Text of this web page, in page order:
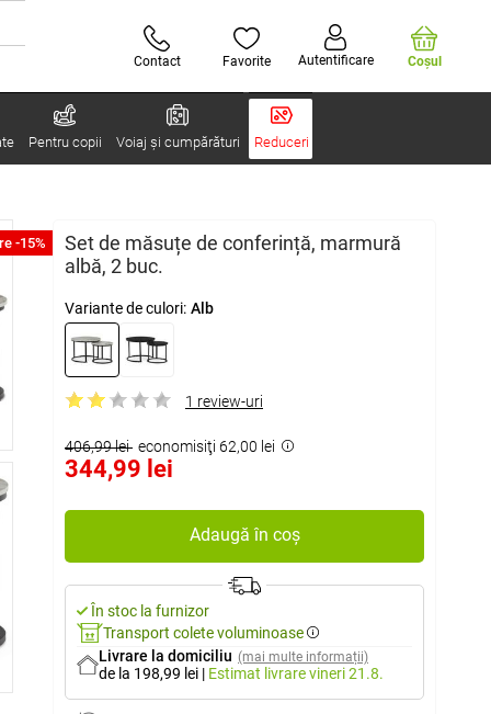
Contact Favorite Autentificare Coşul
Pentru copii Voiaj și cumpărături Reduceri
-15%
Set de măsuțe de conferință, marmură
albă, 2 buc.
Variante de culori: Alb
1 review-uri
406,99 lei economisiţi 62,00 lei
344,99 lei
Adaugă în coș
În stoc la furnizor
Transport colete voluminoase
Livrare la domiciliu (mai multe informații)
de la 198,99 lei | Estimat livrarevineri 21.8.